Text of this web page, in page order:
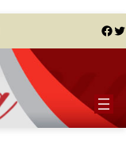
Facebook Twitter